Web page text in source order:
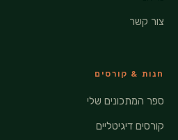
צור קשר
חנות & קורסים
ספר המתכונים שלי
קורסים דיגיטליים